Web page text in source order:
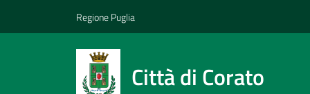
Regione Puglia
Città di Corato